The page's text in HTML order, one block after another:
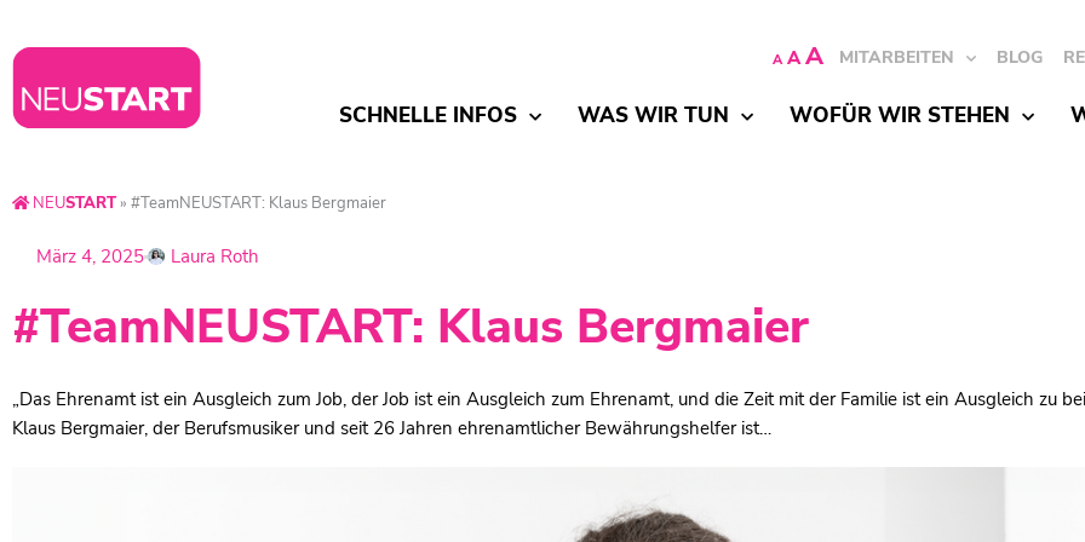
A A A MITARBEITEN BLOG
SCHNELLE INFOS WAS WIR TUN WOFÜR WIR STEHEN
NEUSTART» #TeamNEUSTART: Klaus Bergmaier
März 4, 2025 Laura Roth
#TeamNEUSTART: Klaus Bergmaier
„Das Ehrenamt ist ein Ausgleich zum Job, der Job ist ein Ausgleich zum Ehrenamt, und die Zeit mit der Familie ist ein Ausgleich zu
Klaus Bergmaier, der Berufsmusiker und seit 26 Jahren ehrenamtlicher Bewährungshelfer ist…